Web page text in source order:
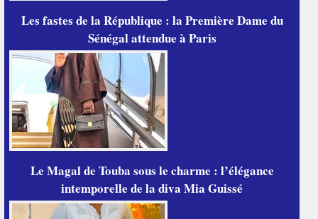
Les fastes de la République : la Première Dame du
Sénégal attendue à Paris
Le Magal de Touba sous le charme : l’élégance
intemporelle de la diva Mia Guissé